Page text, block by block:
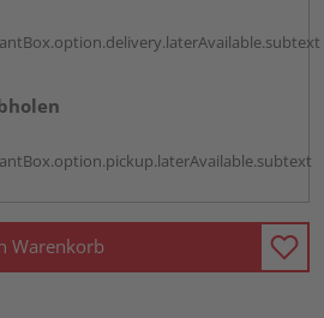
Warenkorb